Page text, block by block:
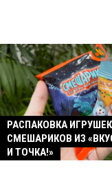
РАСПАКОВКА
СМЕШАРИКОВ ИЗ
И ТОЧКА!»